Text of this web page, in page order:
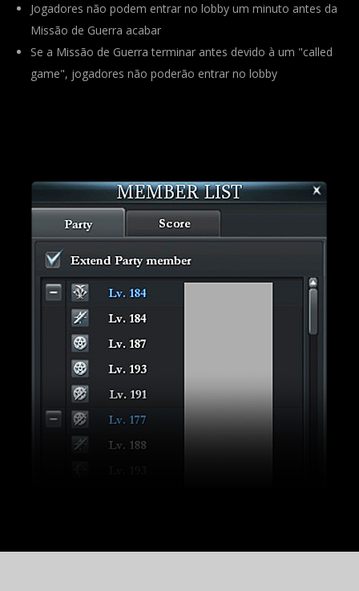
Jogadores não podem entrar no lobby um minuto antes da
Missão de Guerra acabar
Se a Missão de Guerra terminar antes devido à um "called
game", jogadores não poderão entrar no lobby